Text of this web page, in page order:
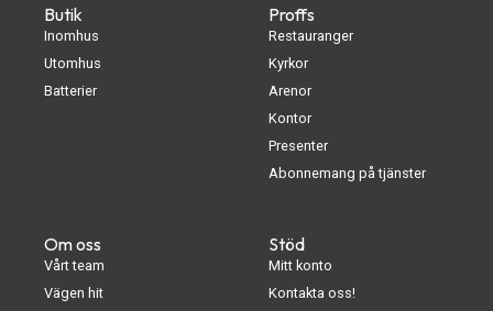
Butik
Inomhus
Utomhus
Batterier
Proffs
Restauranger
Kyrkor
Arenor
Kontor
Presenter
Abonnemang på tjänster
Om oss
Vårt team
Vägen hit
Stöd
Mitt konto
Kontakta oss!